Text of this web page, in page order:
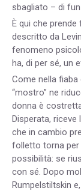
sbagliato – di
È qui che
descritto da
fenomeno
ha, di per sé, un
Come nella
“mostro” ne
donna è
Disperata, riceve
che in cambio
folletto torna per
possibilità: se
con sé. Dopo
Rumpelstiltskin